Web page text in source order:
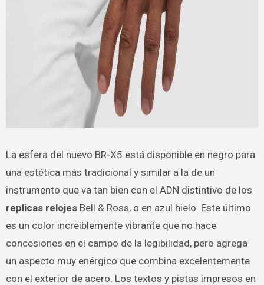
La esfera del nuevo BR-X5 está disponible en negro para
una estética más tradicional y similar a la de un
instrumento que va tan bien con el ADN distintivo de los
replicas relojesBell & Ross, o en azul hielo. Este último
es un color increíblemente vibrante que no hace
concesiones en el campo de la legibilidad, pero agrega
un aspecto muy enérgico que combina excelentemente
con el exterior de acero. Los textos y pistas impresos en